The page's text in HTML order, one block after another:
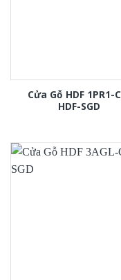
Cửa Gỗ HDF 1PR1-
HDF-SGD